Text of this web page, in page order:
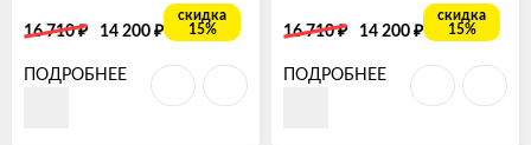
16 710₽ 14 200 ₽
скидка
15%
ПОДРОБНЕЕ
16 710₽ 14 200 ₽
скидка
15%
ПОДРОБНЕЕ